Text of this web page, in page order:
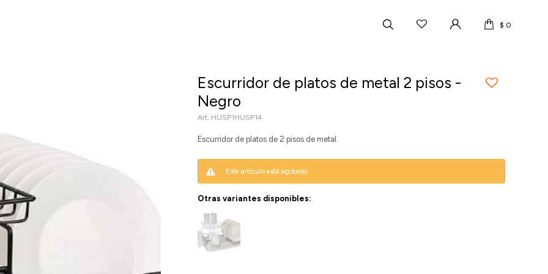
$ 0
Escurridor de platos de metal 2 pisos -
Negro
HUSP1HUSP14
Escurridor de platos de 2 pisos de metal.
Este artículo está agotado.
Otras variantes disponibles: